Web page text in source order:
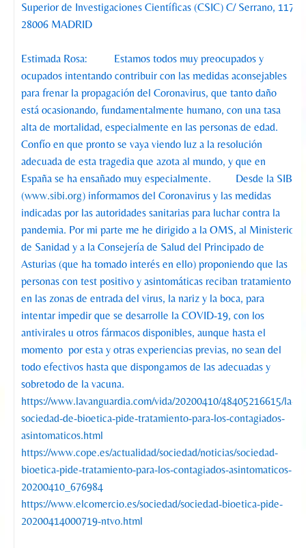
Superior de Investigaciones Científicas (CSIC) C/ Serrano, 117
28006 MADRID
Estimada Rosa: Estamos todos muy preocupados y
ocupados intentando contribuir con las medidas aconsejables
para frenar la propagación del Coronavirus, que tanto daño
está ocasionando, fundamentalmente humano, con una tasa
alta de mortalidad, especialmente en las personas de edad.
Confío en que pronto se vaya viendo luz a la resolución
adecuada de esta tragedia que azota al mundo, y que en
España se ha ensañado muy especialmente. Desde la SIBI
(www.sibi.org) informamos del Coronavirus y las medidas
indicadas por las autoridades sanitarias para luchar contra la
pandemia. Por mi parte me he dirigido a la OMS, al Ministerio
de Sanidad y a la Consejería de Salud del Principado de
Asturias (que ha tomado interés en ello) proponiendo que las
personas con test positivo y asintomáticas reciban tratamiento
en las zonas de entrada del virus, la nariz y la boca, para
intentar impedir que se desarrolle la COVID-19, con los
antivirales u otros fármacos disponibles, aunque hasta el
momento por esta y otras experiencias previas, no sean del
todo efectivos hasta que dispongamos de las adecuadas y
sobretodo de la vacuna.
https://www.lavanguardia.com/vida/20200410/48405216615/la-
sociedad-de-bioetica-pide-tratamiento-para-los-contagiados-
asintomaticos.html
https://www.cope.es/actualidad/sociedad/noticias/sociedad-
bioetica-pide-tratamiento-para-los-contagiados-asintomaticos-
20200410_676984
https://www.elcomercio.es/sociedad/sociedad-bioetica-pide-
20200414000719-ntvo.html